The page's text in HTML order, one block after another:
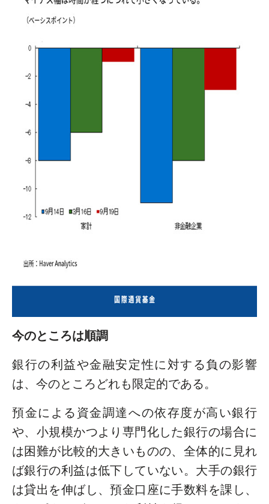
今のところは順調
銀行の利益や金融安定性に対する負の影響
は、今のところどれも限定的である。
預金による資金調達への依存度が高い銀行
や、小規模かつより専門化した銀行の場合に
は困難が比較的大きいものの、全体的に見れ
ば銀行の利益は低下していない。大手の銀行
は貸出を伸ばし、預金口座に手数料を課し、